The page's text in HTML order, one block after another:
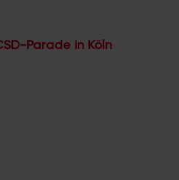
Parade in Köln